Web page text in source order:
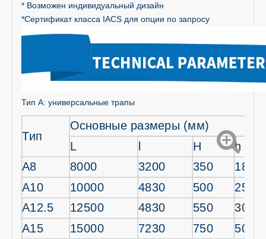
* Возможен индивидуальный дизайн
*Сертификат класса IACS для опции по запросу
Тип A: универсальные трапы
Тип
Основные размеры (мм)
L l H h
А8 8000 3200 350 180
А10 10000 4830 500
250
А12.5
12500 4830 550 300
А15 15000 7230 750 500